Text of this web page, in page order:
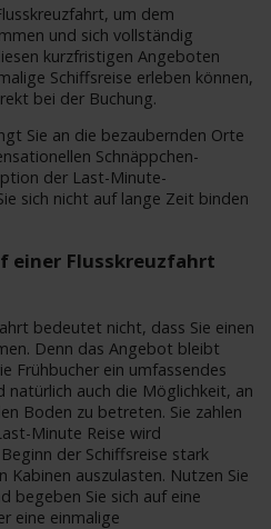
um dem
und sich vollständig
kurzfristigen Angeboten
Schiffsreise erleben können,
bei der Buchung.
Sie an die bezaubernden Orte
Schnäppchen-
der Last-Minute-
sich nicht auf lange Zeit binden
einer Flusskreuzfahrt
bedeutet nicht, dass Sie einen
Denn das Angebot bleibt
Frühbucher ein umfassendes
auch die Möglichkeit, an
Boden zu betreten. Sie zahlen
Minute Reise wird
der Schiffsreise stark
auszulasten. Nutzen Sie
begeben Sie sich auf eine
eine einmalige